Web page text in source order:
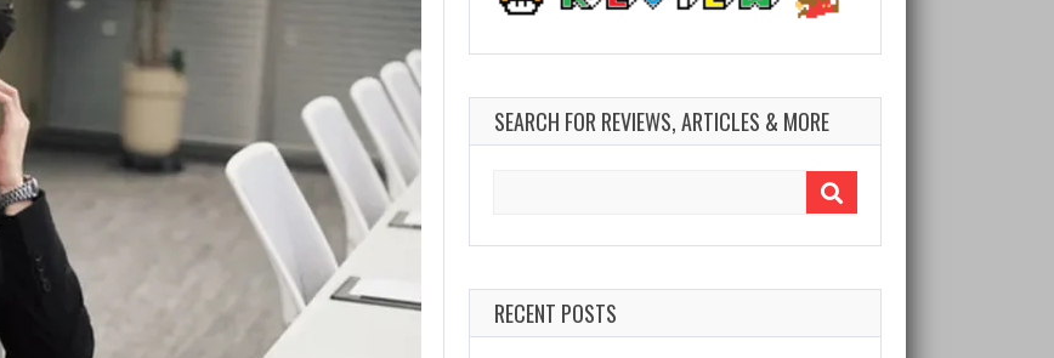
SEARCH FOR REVIEWS, ARTICLES & MORE
RECENT POSTS